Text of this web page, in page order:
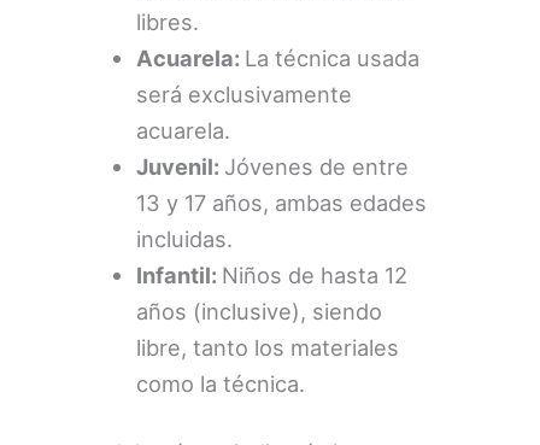
libres.
Acuarela: La técnica usada
será exclusivamente
acuarela.
Juvenil: Jóvenes de entre
13 y 17 años, ambas edades
incluidas.
Infantil: Niños de hasta 12
años (inclusive), siendo
libre, tanto los materiales
como la técnica.